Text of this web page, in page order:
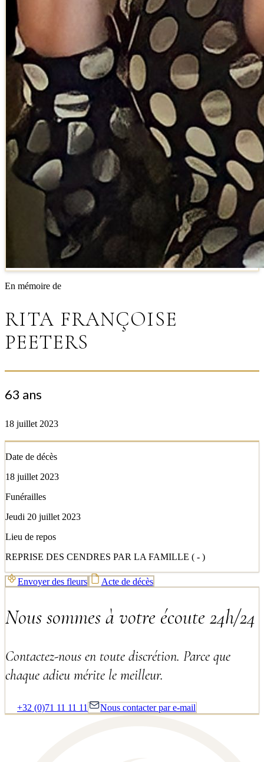
En mémoire de
RITA FRANÇOISE
PEETERS
63 ans
18 juillet 2023
Date de décès
18 juillet 2023
Funérailles
Jeudi 20 juillet 2023
Lieu de repos
REPRISE DES CENDRES PAR LA FAMILLE ( - )
Envoyer des fleurs Acte de décès
Nous sommes à votre écoute 24h/24
Contactez-nous en toute discrétion. Parce que
chaque adieu mérite le meilleur.
+32 (0)71 11 11 11 Nous contacter par e-mail